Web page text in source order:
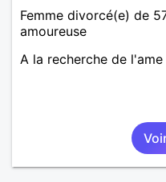
Femme divorcé(e) de
amoureuse
A la recherche de l'ame